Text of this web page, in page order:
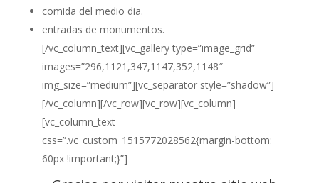
comida del medio dia.
entradas de monumentos.
[/vc_column_text][vc_gallery type=”image_grid”
images=”296,1121,347,1147,352,1148″
img_size=”medium”][vc_separator style=”shadow”]
[/vc_column][/vc_row][vc_row][vc_column]
[vc_column_text
css=”.vc_custom_1515772028562{margin-bottom:
60px !important;}”]